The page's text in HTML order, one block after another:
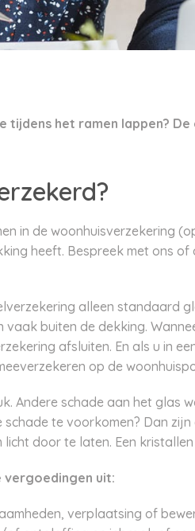
tijdens het ramen lappen?
in de woonhuisverzekering
heeft. Bespreek met ons
alleen standaard
buiten de dekking.
afsluiten. En als u in
op de
Andere schade aan het glas
te voorkomen? Dan
door te laten. Een
vergoedingen uit:
verplaatsing of